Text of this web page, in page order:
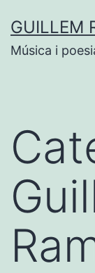
contingut
GUILLEM
Música i